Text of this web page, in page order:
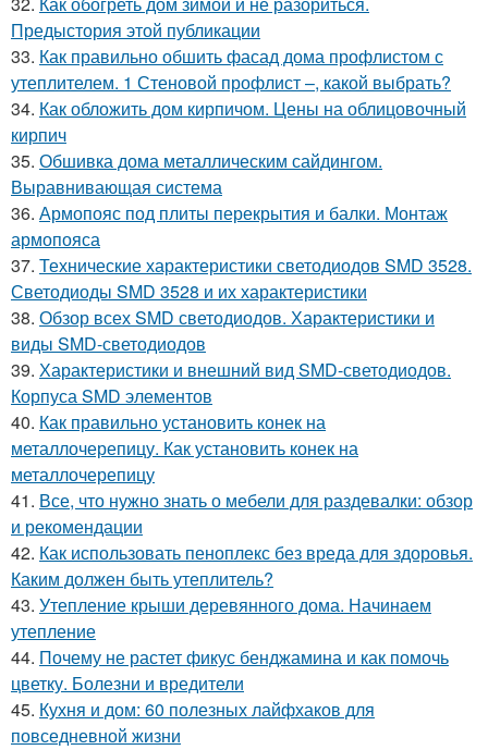
Предыстория этой публикации
33. Как правильно обшить фасад дома профлистом с
утеплителем. 1 Стеновой профлист –, какой выбрать?
34. Как обложить дом кирпичом. Цены на облицовочный
кирпич
35. Обшивка дома металлическим сайдингом.
Выравнивающая система
36. Армопояс под плиты перекрытия и балки. Монтаж
армопояса
37. Технические характеристики светодиодов SMD 3528.
Светодиоды SMD 3528 и их характеристики
38. Обзор всех SMD светодиодов. Характеристики и
виды SMD-светодиодов
39. Характеристики и внешний вид SMD-светодиодов.
Корпуса SMD элементов
40. Как правильно установить конек на
металлочерепицу. Как установить конек на
металлочерепицу
41. Все, что нужно знать о мебели для раздевалки: обзор
и рекомендации
42. Как использовать пеноплекс без вреда для здоровья.
Каким должен быть утеплитель?
43. Утепление крыши деревянного дома. Начинаем
утепление
44. Почему не растет фикус бенджамина и как помочь
цветку. Болезни и вредители
45. Кухня и дом: 60 полезных лайфхаков для
повседневной жизни